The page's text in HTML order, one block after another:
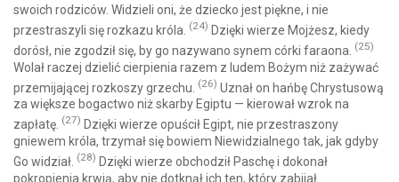
swoich rodziców. Widzieli oni, że dziecko jest piękne, i nie
przestraszyli się rozkazu króla. (24) Dzięki wierze Mojżesz, kiedy
dorósł, nie zgodził się, by go nazywano synem córki faraona. (25)
Wolał raczej dzielić cierpienia razem z ludem Bożym niż zażywać
przemijającej rozkoszy grzechu. (26) Uznał on hańbę Chrystusową
za większe bogactwo niż skarby Egiptu — kierował wzrok na
zapłatę. (27) Dzięki wierze opuścił Egipt, nie przestraszony
gniewem króla, trzymał się bowiem Niewidzialnego tak, jak gdyby
Go widział. (28) Dzięki wierze obchodził Paschę i dokonał
pokropienia krwią, aby nie dotknął ich ten, który zabijał